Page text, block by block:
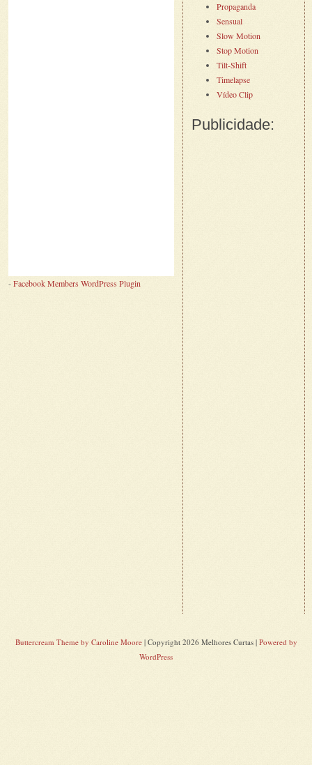
-Facebook Members WordPress Plugin
Propaganda
Sensual
Slow Motion
Stop Motion
Tilt-Shift
Timelapse
Vídeo Clip
Publicidade:
Buttercream Theme by Caroline Moore| Copyright 2026 Melhores Curtas | Powered by
WordPress